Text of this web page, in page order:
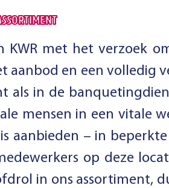
KWR met het verzoek
aanbod en een volledig
als in de
mensen in een vitale
aanbieden – in
op deze
in ons assortiment,